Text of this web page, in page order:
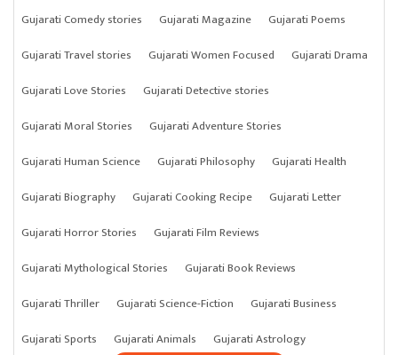
Gujarati Comedy stories
Gujarati Magazine
Gujarati Poems
Gujarati Travel stories
Gujarati Women Focused
Gujarati Drama
Gujarati Love Stories
Gujarati Detective stories
Gujarati Moral Stories
Gujarati Adventure Stories
Gujarati Human Science
Gujarati Philosophy
Gujarati Health
Gujarati Biography
Gujarati Cooking Recipe
Gujarati Letter
Gujarati Horror Stories
Gujarati Film Reviews
Gujarati Mythological Stories
Gujarati Book Reviews
Gujarati Thriller
Gujarati Science-Fiction
Gujarati Business
Gujarati Sports
Gujarati Animals Gujarati Astrology